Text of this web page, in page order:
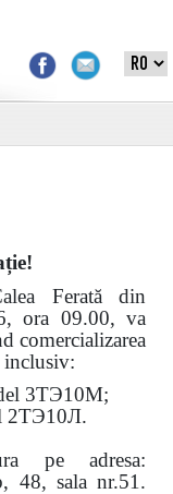
Ferată din
ora 09.00, va
comercializarea
3ТЭ10М;
2ТЭ10Л.
pe adresa:
48, sala nr.51.